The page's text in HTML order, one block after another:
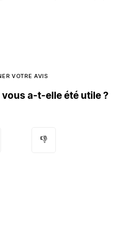
VOTRE AVIS
a-t-elle été utile ?
👎